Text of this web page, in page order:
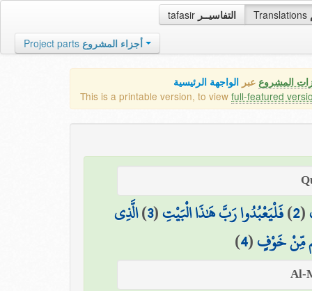
tafasir التفاسيــر Translations
Project parts أجزاء المشروع
المشروع عبر الواجهة الرئيسية
This is a printable version, to view full-featured
(
2
)فَلْيَعْبُدُوا رَبَّ هَٰذَا الْبَيْتِ(
3
)الَّذِي
مِّنْ خَوْفٍ(
4
)